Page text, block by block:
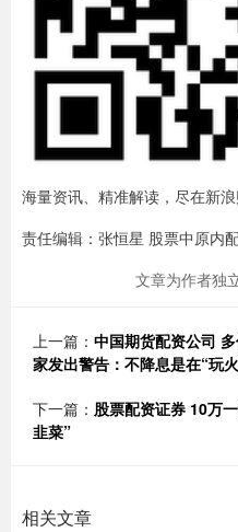
海量资讯、精准解读，尽在新
责任编辑：张恒星 股票中原内
文章为作者独
上一篇： 中国期货配资公司
家发出警告：不降息是在“玩
下一篇： 股票配资证券 10万
韭菜”
相关文章